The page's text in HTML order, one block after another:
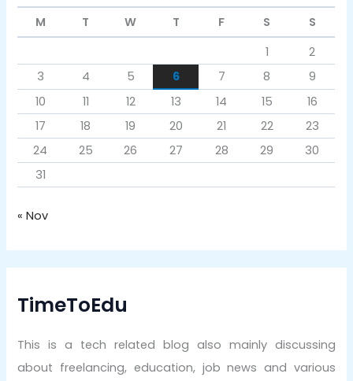
M
T W T F S
S
1
2
3
4 5 6 7 8
9
10
11 12 13 14 15
16
17
18 19 20 21 22
23
24
25 26 27 28 29
30
31
« Nov
TimeToEdu
This is a tech related blog also mainly discussing
about freelancing, education, job news and various